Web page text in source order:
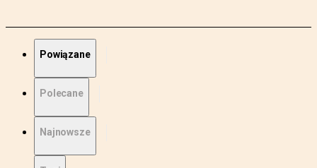
Powiązane
Polecane
Najnowsze